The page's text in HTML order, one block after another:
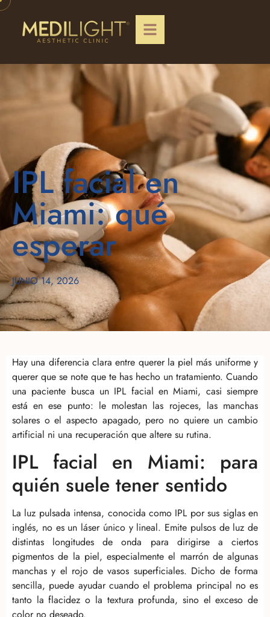
IPL facial en
Miami: qué
esperar
JUNIO 14, 2026
Hay una diferencia clara entre querer la piel más uniforme y
querer que se note que te has hecho un tratamiento. Cuando
una paciente busca un IPL facial en Miami, casi siempre
está en ese punto: le molestan las rojeces, las manchas
solares o el aspecto apagado, pero no quiere un cambio
artificial ni una recuperación que altere su rutina.
IPL facial en Miami: para
quién suele tener sentido
La luz pulsada intensa, conocida como IPL por sus siglas en
inglés, no es un láser único y lineal. Emite pulsos de luz de
distintas longitudes de onda para dirigirse a ciertos
pigmentos de la piel, especialmente el marrón de algunas
manchas y el rojo de vasos superficiales. Dicho de forma
sencilla, puede ayudar cuando el problema principal no es
tanto la flacidez o la textura profunda, sino el exceso de